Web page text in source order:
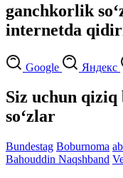
ganchkorlik
internetda
Google Яндекс
Siz uchun qiziq
so‘zlar
Bundestag Boburnoma
Bahouddin Naqshband